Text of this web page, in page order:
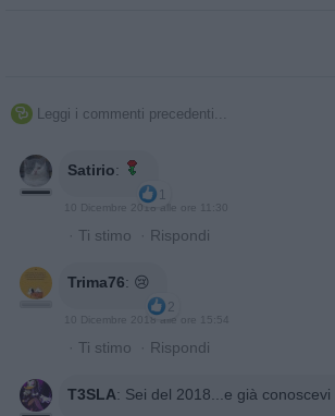
 Leggi i commenti precedenti...
Satirio:
1
10 Dicembre 2018 alle ore 11:30
· Ti stimo · Rispondi
Trima76: 😢
2
10 Dicembre 2018 alle ore 15:54
· Ti stimo · Rispondi
T3SLA: Sei del 2018...e già conoscevi